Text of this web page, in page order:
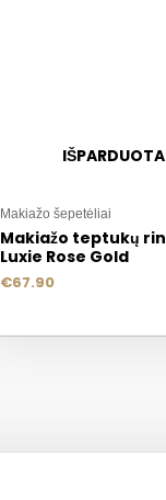
IŠPARDUOTA
Makiažo šepetėliai
Makiažo teptukų
Luxie Rose Gold
€67.90